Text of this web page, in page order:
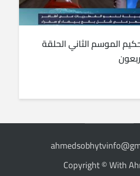
الموسم الثاني الحلقة
Copyright © With